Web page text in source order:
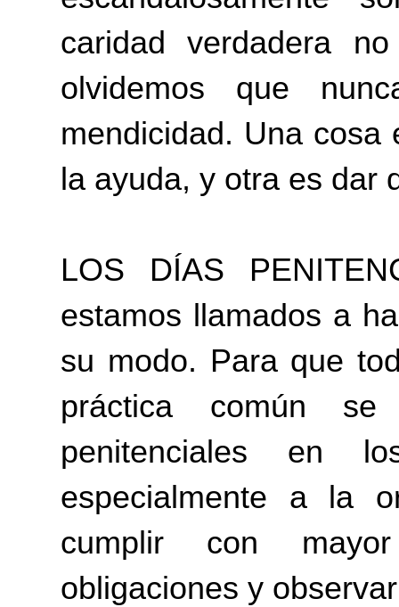
caridad verdadera
olvidemos que
mendicidad. Una
la ayuda, y otra es dar
LOS DÍAS
estamos llamados a
su modo. Para que
práctica común
penitenciales en
especialmente a la
cumplir con
obligaciones y